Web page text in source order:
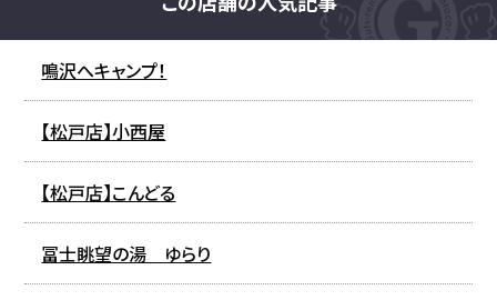
鳴沢へキャンプ！
【松戸店】小西屋
【松戸店】こんどる
冨士眺望の湯 ゆらり